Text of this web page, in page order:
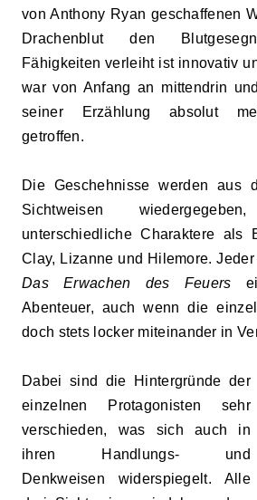
von Anthony Ryan geschaffenen
Drachenblut den
Fähigkeiten verleiht ist innovativ
war von Anfang an mittendrin
seiner Erzählung absolut
getroffen.
Die Geschehnisse werden aus
Sichtweisen
unterschiedliche Charaktere als
Clay, Lizanne und Hilemore.
Das Erwachen des Feuers
Abenteuer, auch wenn die
doch stets locker miteinander in
Dabei sind die Hintergründe der
einzelnen Protagonisten sehr
verschieden, was sich auch in
ihren Handlungs- und
Denkweisen widerspiegelt. Alle